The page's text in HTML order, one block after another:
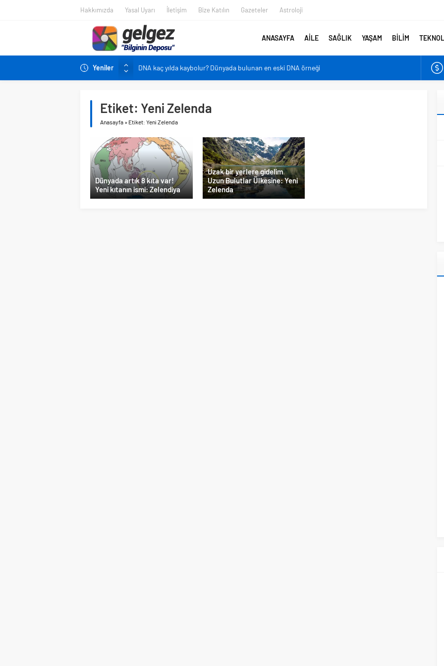
Hakkımızda Yasal Uyarı İletişim Bize Katılın Gazeteler Astroloji
ANASAYFA AİLE SAĞLIK YAŞAM BİLİM
Yeniler
DNA kaç yılda kaybolur? Dünyada bulunan en eski DNA örneği
Pandemi bebekleri neden diğer bebeklerden farklı?
Siyah çay içmek ölüm riskini azaltıyor
Çocukların boyu artık önceden belirlenebilecek
Etiket: Yeni Zelenda
Anasayfa » Etiket: Yeni Zelenda
Dünyada artık 8 kıta var!
Yeni kıtanın ismi: Zelendiya
Uzak bir yerlere gidelim
Uzun Bulutlar Ülkesine: Yeni
Zelenda